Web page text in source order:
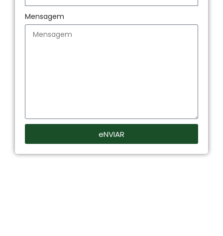
Mensagem
eNVIAR